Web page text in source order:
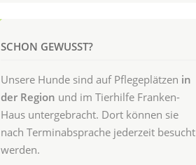
SCHON GEWUSST?
Unsere Hunde sind auf Pflegeplätzen in
der Region und im Tierhilfe Franken-
Haus untergebracht. Dort können sie
nach Terminabsprache jederzeit besucht
werden.